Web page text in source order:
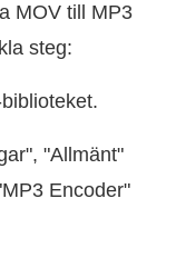
MOV till MP3
steg:
"Allmänt"
Encoder"